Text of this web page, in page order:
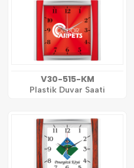
V30-515-KM
Plastik Duvar Saati